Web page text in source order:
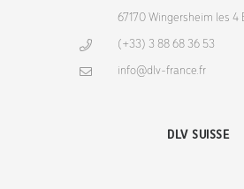
67170 Wingersheim les 4
(+33) 3 88 68 36 53
info@dlv-france.fr
DLV SUISSE